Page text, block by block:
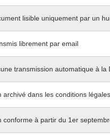
lisible uniquement par un
librement par email
transmission automatique à la
archivé dans les conditions légales
conforme à partir du 1er